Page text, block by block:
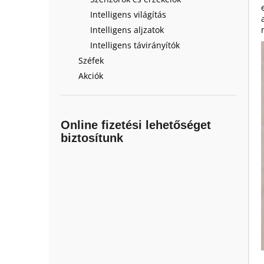
Intelligens világítás
Intelligens aljzatok
Intelligens távirányítók
Széfek
Akciók
Online fizetési lehetőséget
biztosítunk